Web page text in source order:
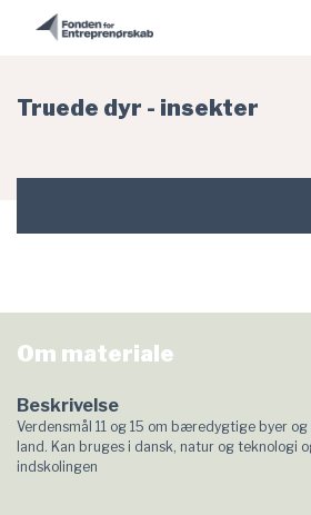
Gå til hovedindhold
Truede dyr - insekter
Om materiale
Beskrivelse
Verdensmål 11 og 15 om bæredygtige byer
land. Kan bruges i dansk, natur og teknologi
indskolingen